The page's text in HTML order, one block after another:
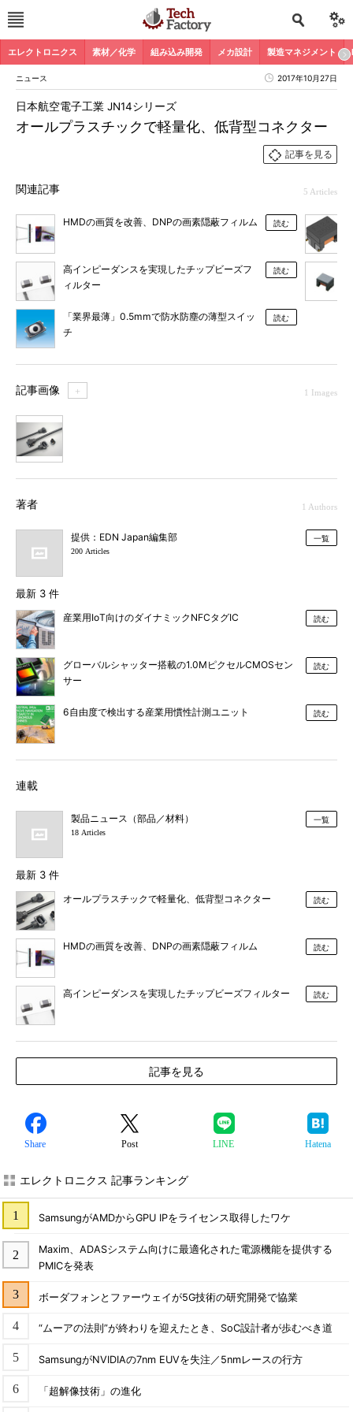
エレクトロニクス 素材／化学 組み込み開発 メカ設計 製造マネジメント
ニュース 2017年10月27日
オールプラスチックで軽量化、低背型コネクター
日本航空電子工業 JN14シリーズ
記事を見る
関連記事 5 Articles
HMDの画質を改善、DNPの画素隠蔽フィルム 読む
高インピーダンスを実現したチップビーズフ
ィルター
読む
「業界最薄」0.5mmで防水防塵の薄型スイッ
チ
読む
記事画像 ＋ 1 Images
著者 1 Authors
提供：EDN Japan編集部
200 Articles
一覧
最新 3 件
産業用IoT向けのダイナミックNFCタグIC 読む
グローバルシャッター搭載の1.0MピクセルCMOSセン
サー
読む
6自由度で検出する産業用慣性計測ユニット 読む
連載
製品ニュース（部品／材料）
18 Articles
一覧
最新 3 件
オールプラスチックで軽量化、低背型コネクター 読む
HMDの画質を改善、DNPの画素隠蔽フィルム 読む
高インピーダンスを実現したチップビーズフィルター 読む
記事を見る
Share Post LINE Hatena
エレクトロニクス 記事ランキング
SamsungがAMDからGPU IPをライセンス取得したワケ
Maxim、ADASシステム向けに最適化された電源機能を提供する
PMICを発表
ボーダフォンとファーウェイが5G技術の研究開発で協業
“ムーアの法則”が終わりを迎えたとき、SoC設計者が歩むべき道
SamsungがNVIDIAの7nm EUVを失注／5nmレースの行方
「超解像技術」の進化